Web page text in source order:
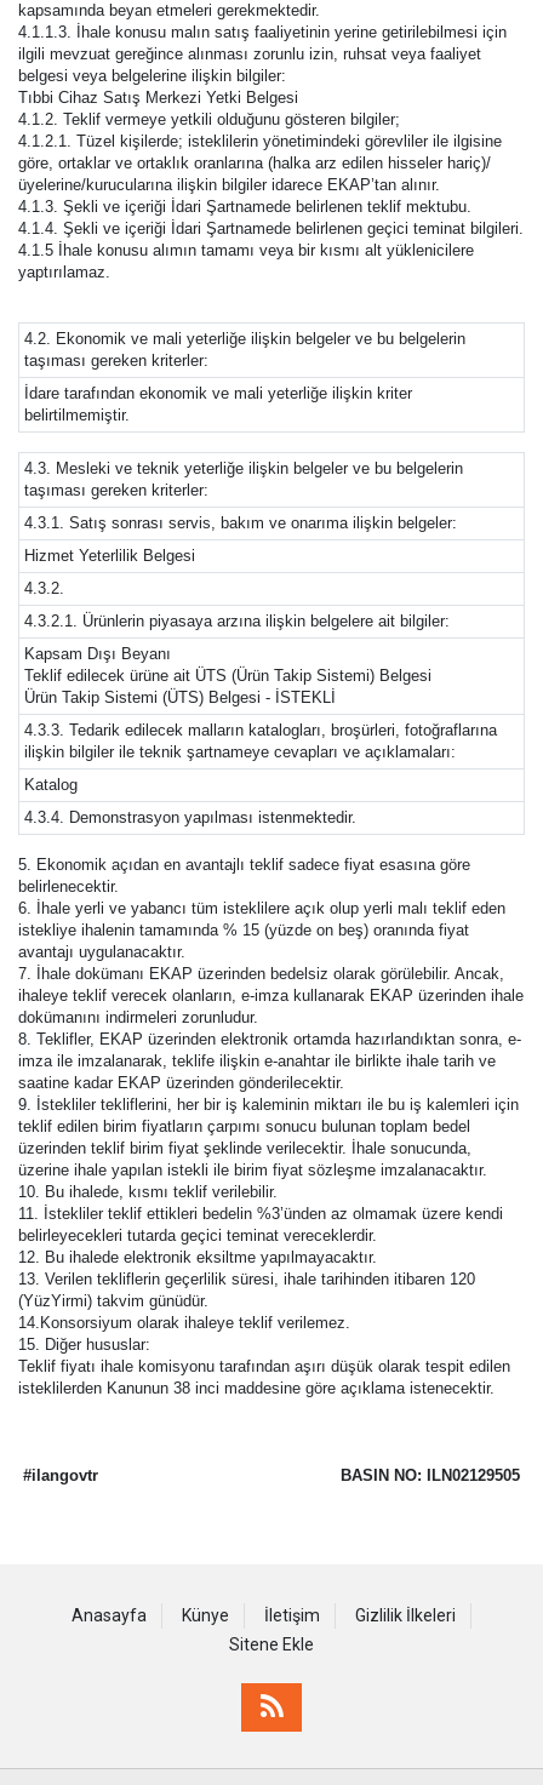
kapsamında beyan etmeleri gerekmektedir.
4.1.1.3. İhale konusu malın satış faaliyetinin yerine getirilebilmesi için
ilgili mevzuat gereğince alınması zorunlu izin, ruhsat veya faaliyet
belgesi veya belgelerine ilişkin bilgiler:
Tıbbi Cihaz Satış Merkezi Yetki Belgesi
4.1.2. Teklif vermeye yetkili olduğunu gösteren bilgiler;
4.1.2.1. Tüzel kişilerde; isteklilerin yönetimindeki görevliler ile ilgisine
göre, ortaklar ve ortaklık oranlarına (halka arz edilen hisseler hariç)/
üyelerine/kurucularına ilişkin bilgiler idarece EKAP’tan alınır.
4.1.3. Şekli ve içeriği İdari Şartnamede belirlenen teklif mektubu.
4.1.4. Şekli ve içeriği İdari Şartnamede belirlenen geçici teminat bilgileri.
4.1.5 İhale konusu alımın tamamı veya bir kısmı alt yüklenicilere
yaptırılamaz.
4.2. Ekonomik ve mali yeterliğe ilişkin belgeler ve bu belgelerin
taşıması gereken kriterler:
İdare tarafından ekonomik ve mali yeterliğe ilişkin kriter
belirtilmemiştir.
4.3. Mesleki ve teknik yeterliğe ilişkin belgeler ve bu belgelerin
taşıması gereken kriterler:
4.3.1. Satış sonrası servis, bakım ve onarıma ilişkin belgeler:
Hizmet Yeterlilik Belgesi
4.3.2.
4.3.2.1. Ürünlerin piyasaya arzına ilişkin belgelere ait bilgiler:
Kapsam Dışı Beyanı
Teklif edilecek ürüne ait ÜTS (Ürün Takip Sistemi) Belgesi
Ürün Takip Sistemi (ÜTS) Belgesi - İSTEKLİ
4.3.3. Tedarik edilecek malların katalogları, broşürleri, fotoğraflarına
ilişkin bilgiler ile teknik şartnameye cevapları ve açıklamaları:
Katalog
4.3.4. Demonstrasyon yapılması istenmektedir.
5. Ekonomik açıdan en avantajlı teklif sadece fiyat esasına göre
belirlenecektir.
6. İhale yerli ve yabancı tüm isteklilere açık olup yerli malı teklif eden
istekliye ihalenin tamamında % 15 (yüzde on beş) oranında fiyat
avantajı uygulanacaktır.
7. İhale dokümanı EKAP üzerinden bedelsiz olarak görülebilir. Ancak,
ihaleye teklif verecek olanların, e-imza kullanarak EKAP üzerinden ihale
dokümanını indirmeleri zorunludur.
8. Teklifler, EKAP üzerinden elektronik ortamda hazırlandıktan sonra, e-
imza ile imzalanarak, teklife ilişkin e-anahtar ile birlikte ihale tarih ve
saatine kadar EKAP üzerinden gönderilecektir.
9. İstekliler tekliflerini, her bir iş kaleminin miktarı ile bu iş kalemleri için
teklif edilen birim fiyatların çarpımı sonucu bulunan toplam bedel
üzerinden teklif birim fiyat şeklinde verilecektir. İhale sonucunda,
üzerine ihale yapılan istekli ile birim fiyat sözleşme imzalanacaktır.
10. Bu ihalede, kısmı teklif verilebilir.
11. İstekliler teklif ettikleri bedelin %3’ünden az olmamak üzere kendi
belirleyecekleri tutarda geçici teminat vereceklerdir.
12. Bu ihalede elektronik eksiltme yapılmayacaktır.
13. Verilen tekliflerin geçerlilik süresi, ihale tarihinden itibaren 120
(YüzYirmi) takvim günüdür.
14.Konsorsiyum olarak ihaleye teklif verilemez.
15. Diğer hususlar:
Teklif fiyatı ihale komisyonu tarafından aşırı düşük olarak tespit edilen
isteklilerden Kanunun 38 inci maddesine göre açıklama istenecektir.
#ilangovtr BASIN NO: ILN02129505
Anasayfa Künye İletişim
Gizlilik İlkeleri
Sitene Ekle